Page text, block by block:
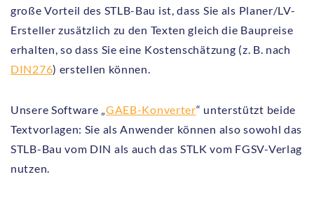
große Vorteil des STLB-Bau ist, dass Sie als Planer/LV-
Ersteller zusätzlich zu den Texten gleich die Baupreise
erhalten, so dass Sie eine Kostenschätzung (z. B. nach
DIN276) erstellen können.
Unsere Software „GAEB-Konverter“ unterstützt beide
Textvorlagen: Sie als Anwender können also sowohl das
STLB-Bau vom DIN als auch das STLK vom FGSV-Verlag
nutzen.